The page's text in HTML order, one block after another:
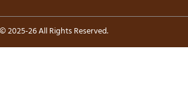
© 2025-26 All Rights Reserved.